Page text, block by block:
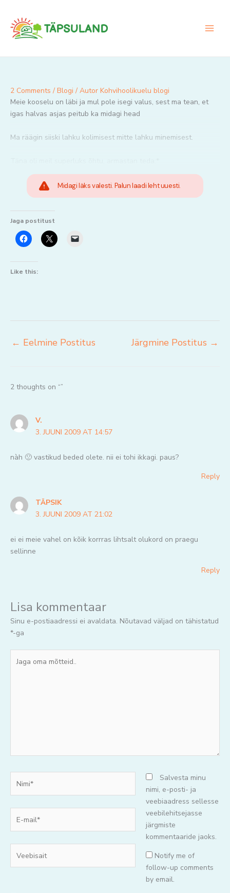
content
2 Comments / Blogi / Autor Kohvihoolikuelu blogi
Meie kooselu on läbi ja mul pole isegi valus, sest ma tean, et
igas halvas asjas peitub ka midagi head
Ma räägin siiski lahku kolimisest mitte lahku minemisest.
Midagi läks valesti. Palun laadi leht uuesti.
Jaga postitust
Like this:
← Eelmine Postitus Järgmine Postitus →
2 thoughts on “”
V.
3. JUUNI 2009 AT 14:57
nàh 🙁 vastikud beded olete. nii ei tohi ikkagi. paus?
Reply
TÄPSIK
3. JUUNI 2009 AT 21:02
ei ei meie vahel on kõik korrras lihtsalt olukord on praegu
sellinne
Reply
Lisa kommentaar
Sinu e-postiaadressi ei avaldata. Nõutavad väljad on tähistatud
*-ga
oma
mail*
Salvesta minu
nimi, e-posti- ja
veebiaadress sellesse
veebilehitsejasse
järgmiste
kommentaaride jaoks.
Notify me of
follow-up comments
by email.